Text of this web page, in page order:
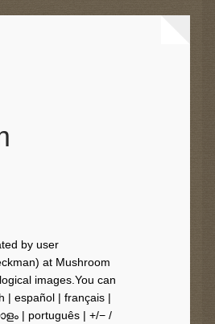
by user
at Mushroom
images.You can
| español | français |
| português | +/− /